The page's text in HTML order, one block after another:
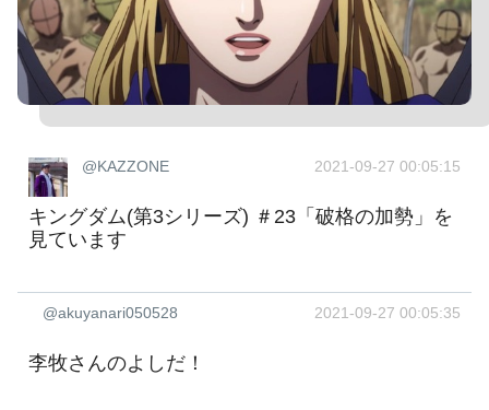
@KAZZONE 2021-09-27 00:05:15
キングダム(第3シリーズ) ＃23「破格の加勢」を
見ています
@akuyanari050528 2021-09-27 00:05:35
李牧さんのよしだ！